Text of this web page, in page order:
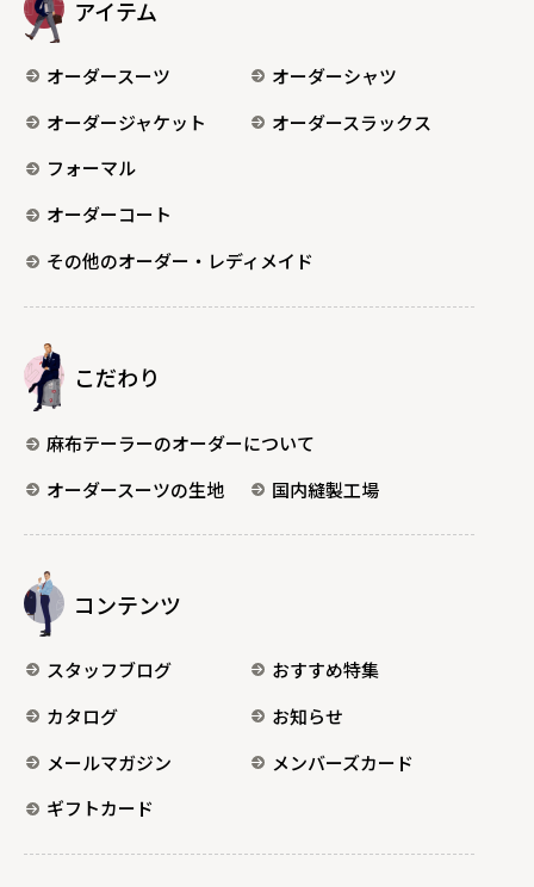
アイテム
オーダースーツ
オーダーシャツ
オーダージャケット
オーダースラックス
フォーマル
オーダーコート
その他のオーダー・レディメイド
こだわり
麻布テーラーのオーダーについて
オーダースーツの生地
国内縫製工場
コンテンツ
スタッフブログ
おすすめ特集
カタログ
お知らせ
メールマガジン
メンバーズカード
ギフトカード